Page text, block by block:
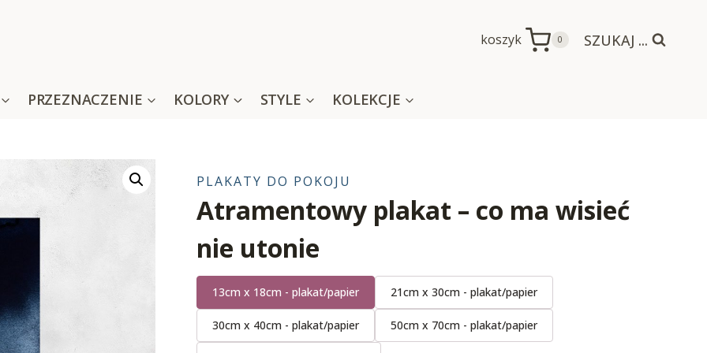
koszyk 0 SZUKAJ ...
PRZEZNACZENIE KOLORY STYLE KOLEKCJE
PLAKATY DO POKOJU
Atramentowy plakat – co ma wisieć
nie utonie
13cm x 18cm - plakat/papier 21cm x 30cm - plakat/papier
30cm x 40cm - plakat/papier 50cm x 70cm - plakat/papier